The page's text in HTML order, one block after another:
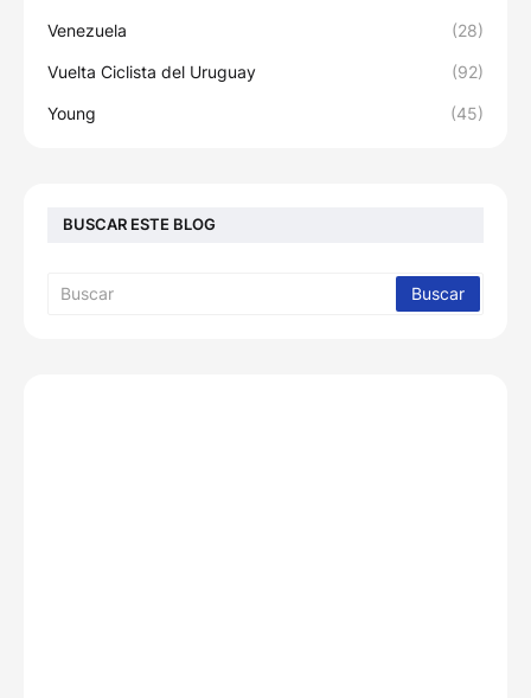
Venezuela (28)
Vuelta Ciclista del Uruguay (92)
Young (45)
BUSCAR ESTE BLOG